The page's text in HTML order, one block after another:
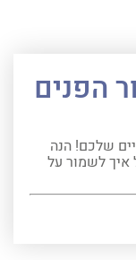
הפנים
שלכם! הנה
לשמור על